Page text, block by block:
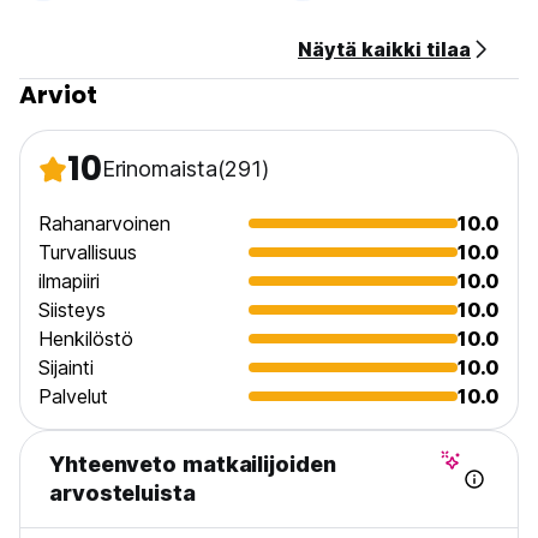
Peruutusehdot: 24h ennen saapumista. Myöhäisestä
peruutuksesta tai saapumatta jättämisestä veloitetaan
ensimmäisen yön hinta.
Sisäänkirjautuminen klo 14.00-23.00.
Uloskirjautuminen ennen klo 12.00.
pankkikorteilla.
Tämä majoituspaikka voi tehdä katteen kortiltasi ennen
saapumista.
Verot sisältyvät.
Ei ulkonaliikkumiskieltoa. (Auto-translated from original
language)
Näytä kaikki tilaa
Arviot
10Erinomaista(291)
Rahanarvoinen
10.0
Turvallisuus
10.0
ilmapiiri
10.0
Siisteys
10.0
Henkilöstö
10.0
Sijainti
10.0
Palvelut
10.0
Yhteenveto matkailijoiden
arvosteluista